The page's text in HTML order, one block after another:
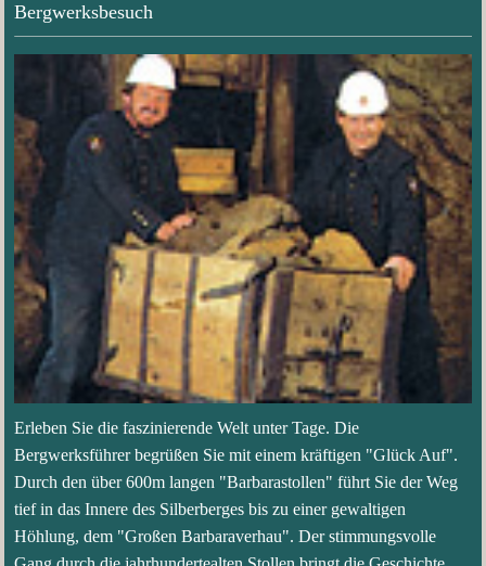
Bergwerksbesuch
Erleben Sie die faszinierende Welt unter Tage. Die
Bergwerksführer begrüßen Sie mit einem kräftigen "Glück Auf".
Durch den über 600m langen "Barbarastollen" führt Sie der Weg
tief in das Innere des Silberberges bis zu einer gewaltigen
Höhlung, dem "Großen Barbaraverhau". Der stimmungsvolle